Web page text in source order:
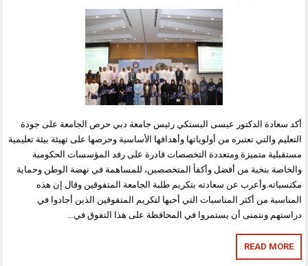
أكد سعادة الدكتور عيسى البستكي رئيس جامعة دبي حرص الجامعة على جودة
التعليم والتي تعتبره من أولوياتها وأهدافها الأساسية وحرصها على تهيئة بيئة تعليمية
مستقبلية متميزة ومتعددة التخصصات قادرة على رفد المؤسسات الحكومية
والخاصة بنخبة من أفضل وأكفأ المتخصصين، للمساهمة في نهضة الوطن وحماية
مكتسباته.وأعرب عن سعادته بتكريم طلبة الجامعة المتفوقين وقال إن هذه
المناسبة من أكثر المناسبات التي أحبها لتكريم المتفوقين الذين أجادوا في
دراستهم ونتمنى أن يستمروا في المحافظة على هذا التفوق في…
READ MORE